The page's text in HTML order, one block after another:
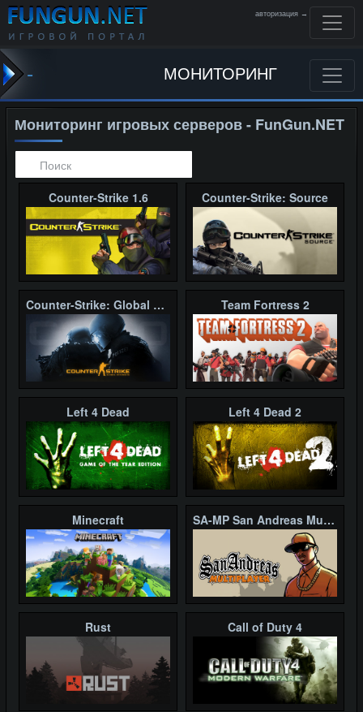
авторизация →
- МОНИТОРИНГ
Мониторинг игровых серверов - FunGun.NET
Counter-Strike 1.6 Counter-Strike: Source
Counter-Strike: Global Offensive Team Fortress 2
Left 4 Dead Left 4 Dead 2
Minecraft SA-MP San Andreas Multiplayer
Rust Call of Duty 4